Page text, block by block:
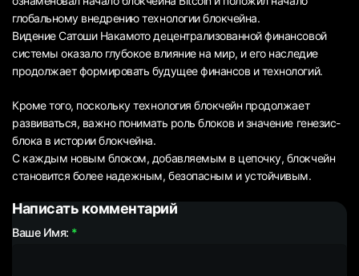
глобальному внедрению технологии блокчейна.
Видение Сатоши Накамото децентрализованной финансовой
системы оказало глубокое влияние на мир, и его наследие
продолжает формировать будущее финансов и технологий.
Кроме того, поскольку технология блокчейн продолжает
развиваться, важно понимать роль блоков и значение генезис-
блока в истории блокчейна.
С каждым новым блоком, добавляемым в цепочку, блокчейн
становится более надежным, безопасным и устойчивым.
Написать комментарий
Ваше Имя: